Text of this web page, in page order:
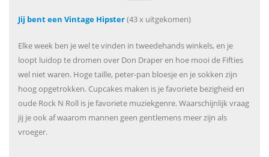
Jij bent een Vintage Hipster(43 x uitgekomen)
Elke week ben je wel te vinden in tweedehands winkels, en je
loopt luidop te dromen over Don Draper en hoe mooi de Fifties
wel niet waren. Hoge taille, peter-pan bloesje en je sokken zijn
hoog opgetrokken. Cupcakes maken is je favoriete bezigheid en
oude Rock N Roll is je favoriete muziekgenre. Waarschijnlijk vraag
jij je ook af waarom mannen geen gentlemens meer zijn als
vroeger.